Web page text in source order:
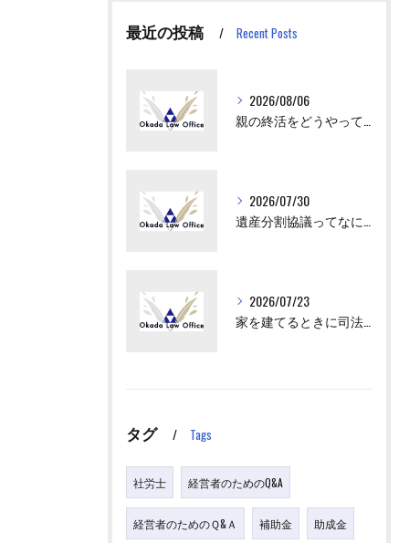
最近の投稿 Recent Posts
2026/08/06
2026/07/30
2026/07/23
タグ Tags
社労士 経営者のためのQ&A
経営者のためのＱ&Ａ 補助金 助成金